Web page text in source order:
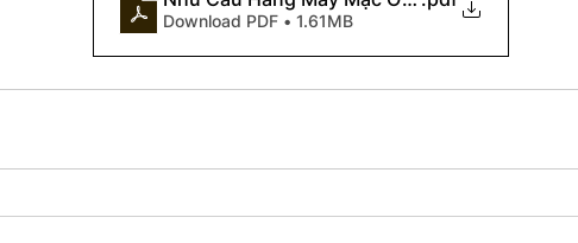
Download PDF • 1.61MB